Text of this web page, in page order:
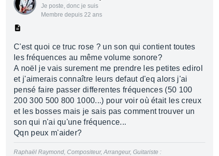
Je poste, donc je suis
Membre depuis 22 ans
C'est quoi ce truc rose ? un son qui contient toutes
les fréquences au même volume sonore?
A noël je vais surement me prendre les petites edirol
et j'aimerais connaître leurs defaut d'eq alors j'ai
pensé faire passer differentes fréquences (50 100
200 300 500 800 1000...) pour voir où était les creux
et les bosses mais je sais pas comment trouver un
son qui n'ai qu'une fréquence...
Qqn peux m'aider?
Raphaël Raymond, Compositeur, Arrangeur, Guitariste :